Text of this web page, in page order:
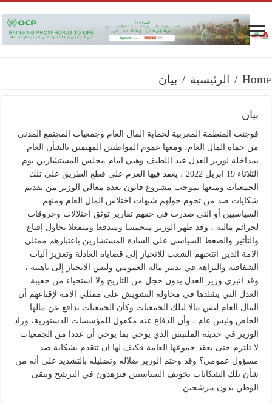
Home
/ الرئيسية / بيان
بيان
فوجئت المنظمة المغربية لحماية المال العام وجمعيات المجتمع المدني
من حماة المال العام، ومعها عموم المواطنين المهتمين بالشأن العام
بمداخلة لوزير العدل عبد اللطيف وهبي امام مجلس المستشارين يوم
الثلاثاء 19 ابريل 2022 ، يعقد فيها العزم على قطع الطريق على تلك
الجمعيات ومنعها بموجب مشروع قانون يعده معالي الوزير من تقديم
شكايات ضد من تحوم حولهم شبهات اختلاس المال العام ومنهم
السياسيين أو التي صدرت في حقهم تقارير توثق اختلالات وخروقات
لجرائم مالية ، وقد ظهر الوزير متحمسا ومندفعا ومنفعلا يحاول إقناع
والتأثير والضغط السياسي على السادة المستشارين باعتبارهم ممثلي
الامة الذين انتخبهم الشعب للانحياز إلى قضاياه العادلة وتعزيز آليات
الشفافية والنزاهة في تدبير ماله العمومي وليس الانحياز إلى ناهبيه ،
وقد انبرى وزير العدل بدون خجل من التاريخ ولا استحياء من حقيبة
العدل التي يتقلدها في محاولة التشويش على ممثلي الامة لإقناعهم أن
المال العام ليس مالا لتلك الجمعيات وكأن الجمعيات تدافع عن مالها
الخاص وليس عام ، وأن الدفاع عنه مكفول للمؤسسات الدستورية، وزاد
الوزير في حديثه الملتبس الذي يوحي بما يوحي أن عددا من الجمعيات
لا تلتزم حتى بعقد جموعها العامة فكيف لها ان تتقدم بشكاية ضد
مسؤول عمومي؟ وقد وختم الوزير ضلاله وتضليله بالتشديد على أنه من
شأن تلك الشكايات تخويف السياسيين فيزهدون في الترشح ويبقى
الوطن بدون مرشحين